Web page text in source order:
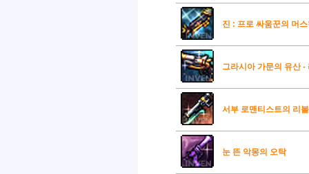
진 : 프로 싸움꾼의 머
그라시아 가문의 유산 -
서부 로맨티스트의 리
눈 뜬 악몽의 오탁